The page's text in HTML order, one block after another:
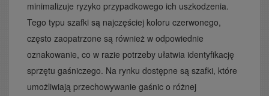
minimalizuje ryzyko przypadkowego ich uszkodzenia.
Tego typu szafki są najczęściej koloru czerwonego,
często zaopatrzone są również w odpowiednie
oznakowanie, co w razie potrzeby ułatwia identyfikację
sprzętu gaśniczego. Na rynku dostępne są szafki, które
umożliwiają przechowywanie gaśnic o różnej